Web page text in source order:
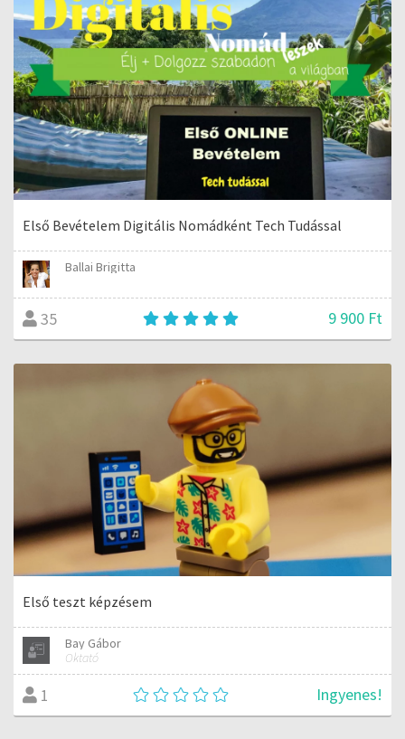
Első Bevételem Digitális Nomádként Tech Tudással
Ballai Brigitta
35 9 900 Ft
Első teszt képzésem
Bay Gábor
Oktató
1 Ingyenes!